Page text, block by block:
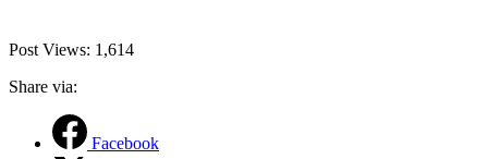
Post Views: 1,614
Share via:
Facebook